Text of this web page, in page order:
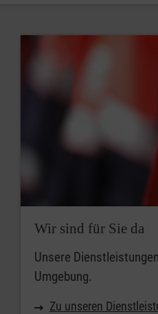
Wir sind für Sie da
Unsere
Umgebung.
Zu unseren